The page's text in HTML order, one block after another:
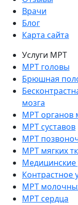
Врачи
Блог
Карта сайта
Услуги МРТ
МРТ головы
Брюшная
мозга
МРТ органов
МРТ суставов
МРТ
МРТ мягких
Медицинские
Контрастное
МРТ
МРТ сердца